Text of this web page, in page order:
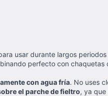
usar durante largos
perfecto con
con agua fría. No uses
el parche de fieltro, ya